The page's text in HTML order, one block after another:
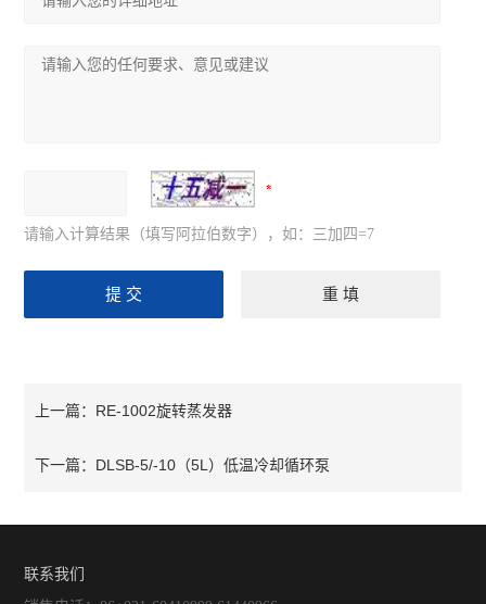
请输入计算结果（填写阿拉伯数字），如：三加四=7
上一篇： RE-1002旋转蒸发器
下一篇： DLSB-5/-10（5L）低温冷却循环泵
联系我们